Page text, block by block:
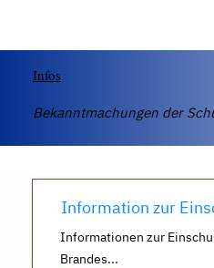
Infos
Bekanntmachungen der
Information zur
Informationen zur
Brandes...